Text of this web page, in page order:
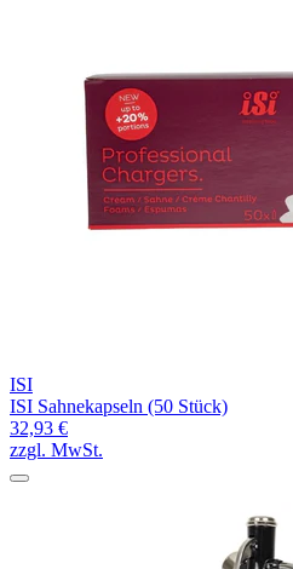
ISI
ISI Sahnekapseln (50 Stück)
32,93 €
zzgl. MwSt.